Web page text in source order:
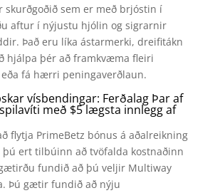
skurðgoðið sem er með brjóstin í
aftur í nýjustu hjólin og sigrarnir
Það eru líka ástarmerki, dreifitákn
hjálpa þér að framkvæma fleiri
fá hærri peningaverðlaun.
vísbendingar: Ferðalag Þar af
með $5 lægsta innlegg af
þú ert tilbúinn að tvöfalda kostnaðinn
fundið að þú veljir Multiway
Þú gætir fundið að nýju